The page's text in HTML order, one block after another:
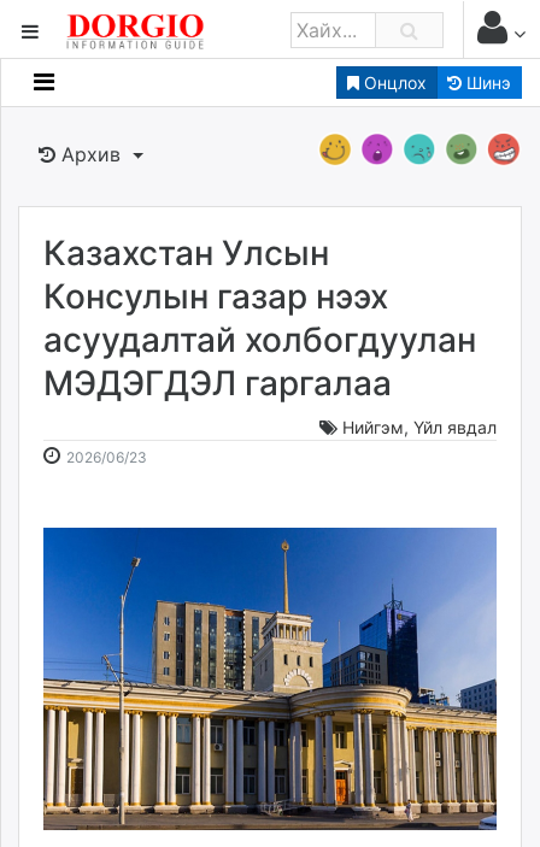
Онцлох Шинэ
Мэдээллийн
Банк санхүү
Бизнес ААН
Төрийн
dorgio.mn
Gogo.mn
news.mn
zindaa.mn
tovch.mn
24tsag.mn
shuud.mn
eagle.mn
ergelt.mn
zarig.mn
today.mn
Архив
Казахстан Улсын
Консулын газар нээх
асуудалтай холбогдуулан
МЭДЭГДЭЛ гаргалаа
Нийгэм, Үйл явдал
2026/06/23